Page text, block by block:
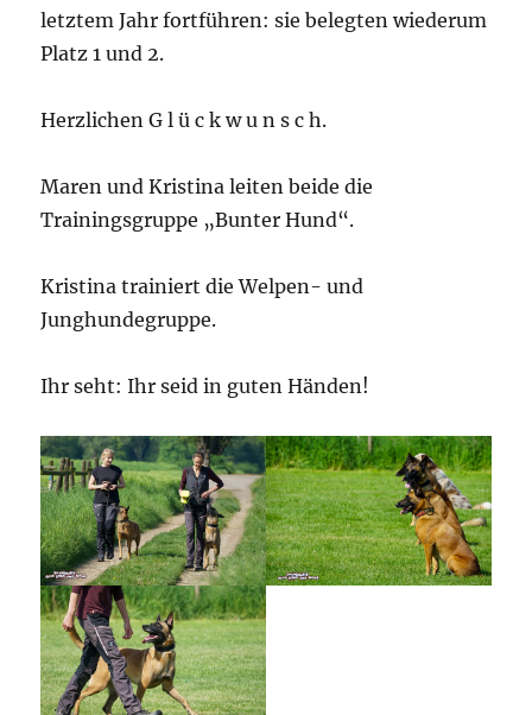
letztem Jahr fortführen: sie belegten wiederum
Platz 1 und 2.
Herzlichen G l ü c k w u n s c h.
Maren und Kristina leiten beide die
Trainingsgruppe „Bunter Hund“.
Kristina trainiert die Welpen- und
Junghundegruppe.
Ihr seht: Ihr seid in guten Händen!